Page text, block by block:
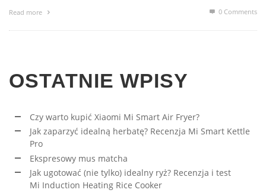
Read more 0 Comments
OSTATNIE WPISY
Czy warto kupić Xiaomi Mi Smart Air Fryer?
Jak zaparzyć idealną herbatę? Recenzja Mi Smart Kettle
Pro
Ekspresowy mus matcha
Jak ugotować (nie tylko) idealny ryż? Recenzja i test
Mi Induction Heating Rice Cooker